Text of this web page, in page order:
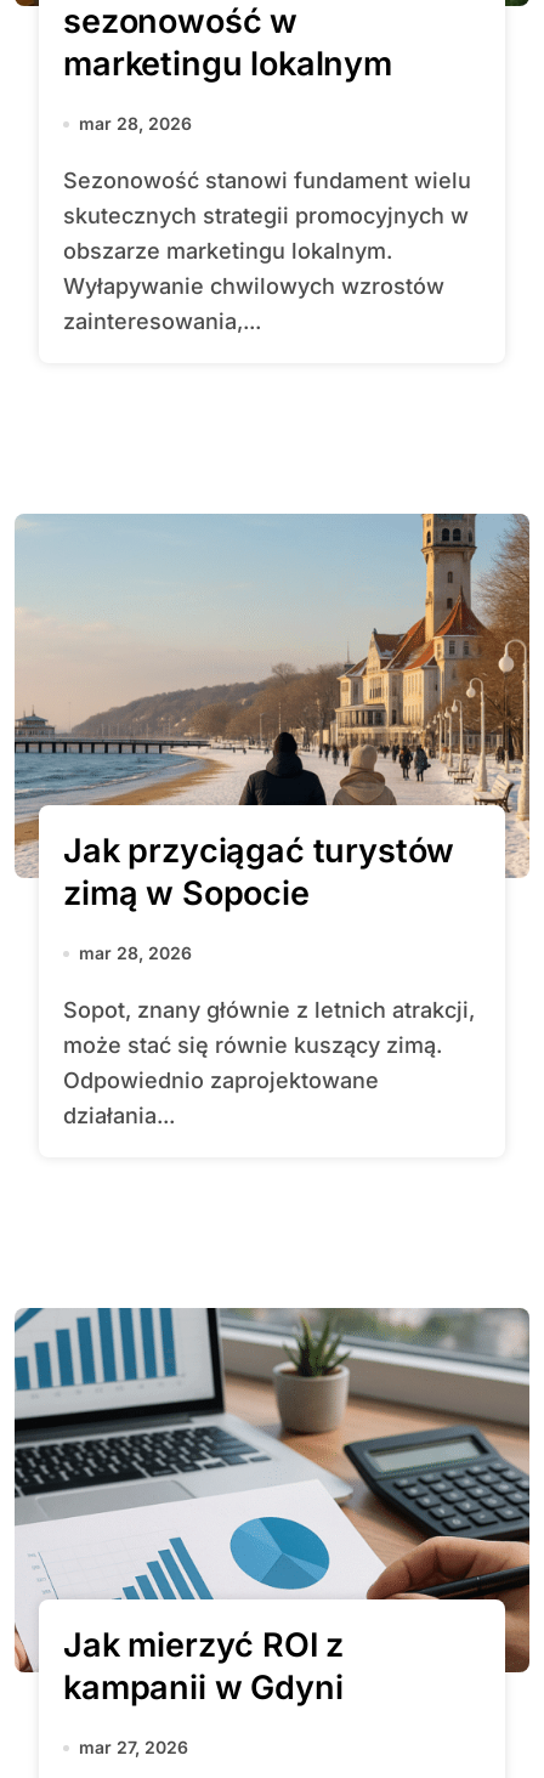
sezonowość w
marketingu lokalnym
mar 28, 2026
Sezonowość stanowi fundament wielu
skutecznych strategii promocyjnych w
obszarze marketingu lokalnym.
Wyłapywanie chwilowych wzrostów
zainteresowania,...
Jak przyciągać turystów
zimą w Sopocie
mar 28, 2026
Sopot, znany głównie z letnich atrakcji,
może stać się równie kuszący zimą.
Odpowiednio zaprojektowane
działania...
Jak mierzyć ROI z
kampanii w Gdyni
mar 27, 2026